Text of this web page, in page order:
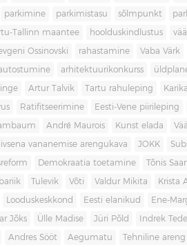
parkimine parkimistasu sõlmpunkt
Tallinn maantee hoolduskindlustus
Ossinovski rahastamine Vaba Värk
arhitektuurikonkurss
Artur Talvik Tartu rahuleping
Ratifitseerimine Eesti-Vene piirileping
André Maurois Kunst elada
vananemise arengukava JOKK
Demokraatia toetamine Tõnis
Tulevik Võti Valdur Mikita Krista
Looduskeskkond Eesti elanikud Ene-
Jõks Ülle Madise Jüri Põld Indrek
Andres Sööt Aegumatu Tehniline areng